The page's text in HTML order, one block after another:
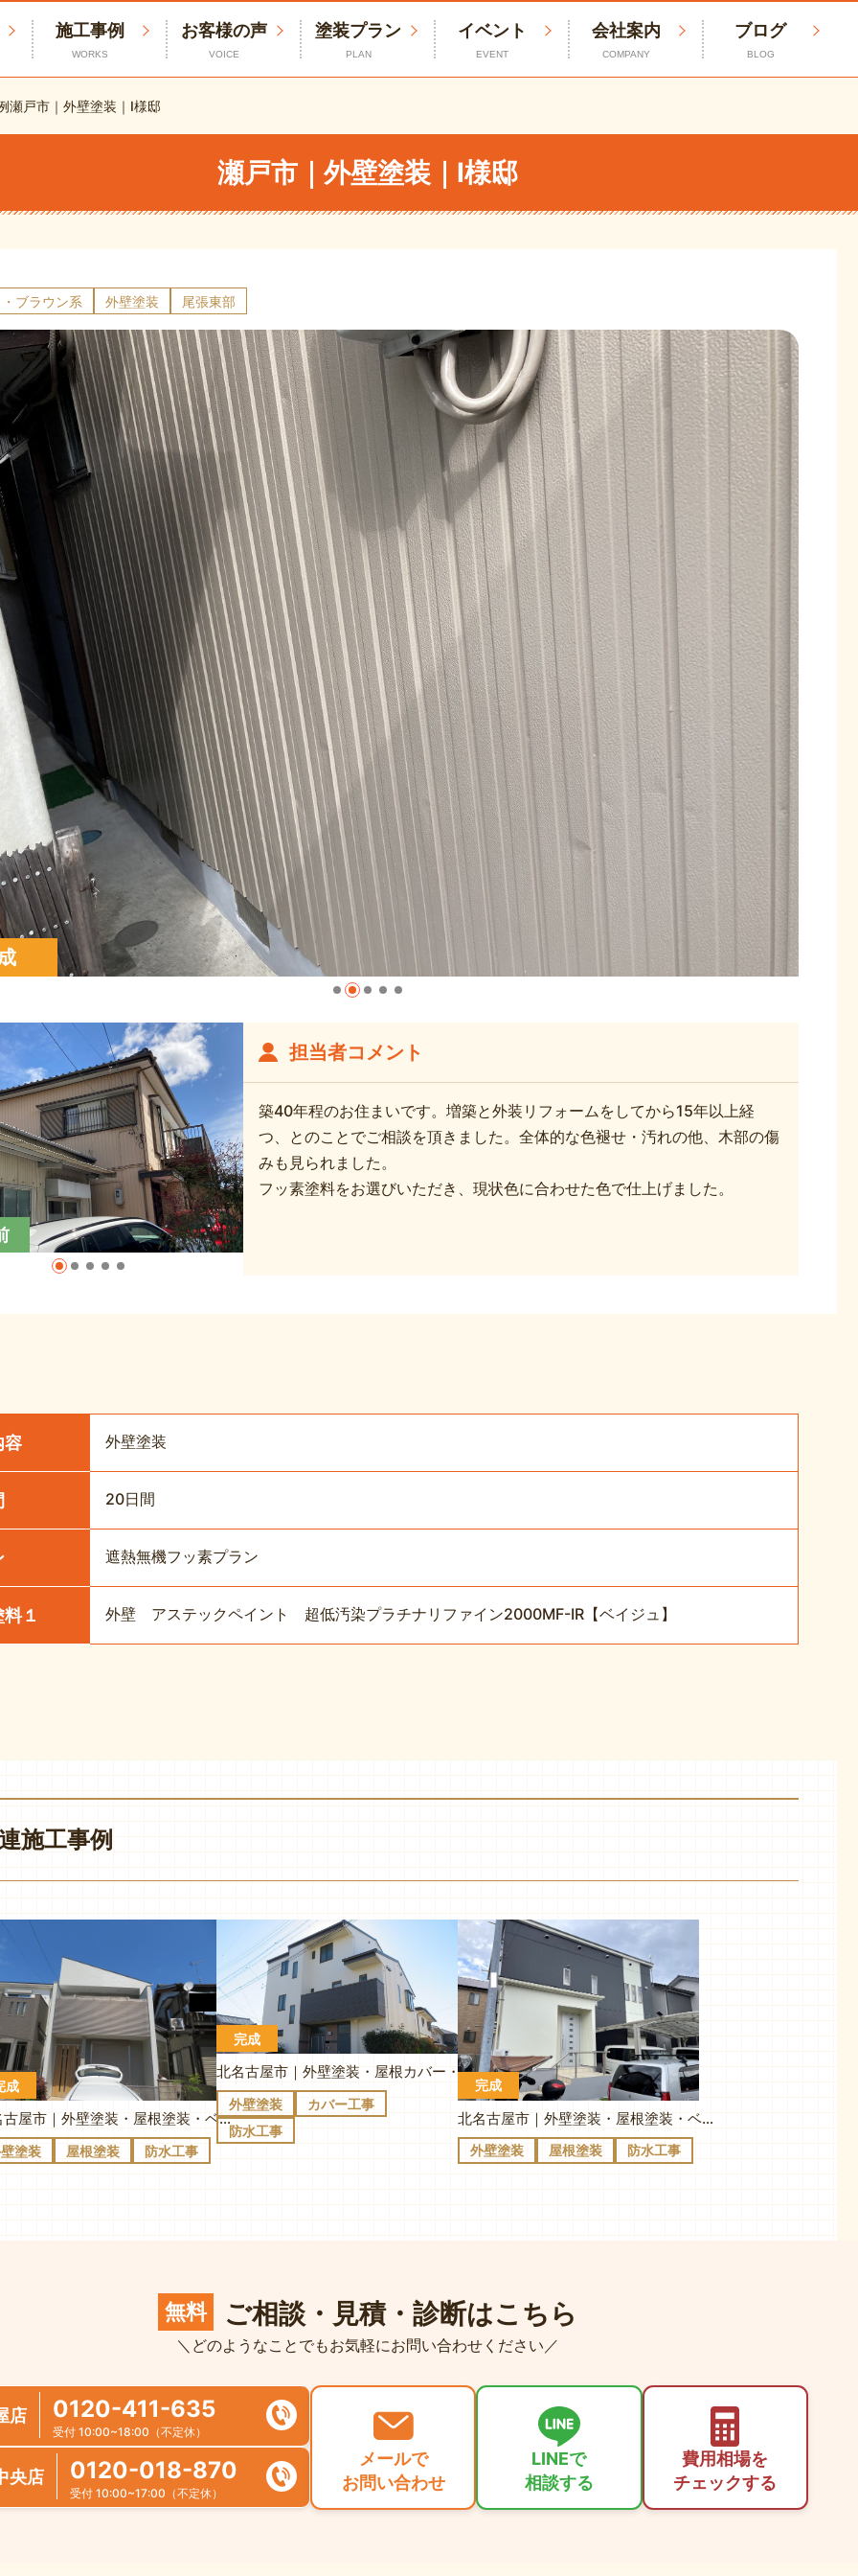
施工事例
WORKS
お客様の声
VOICE
塗装プラン
PLAN
イベント
EVENT
会社案内
COMPANY
ブログ
BLOG
瀬戸市｜外壁塗装｜I様邸
瀬戸市｜外壁塗装｜I様邸
ブラウン系 外壁塗装 尾張東部
担当者コメント
築40年程のお住まいです。増築と外装リフォームをしてから15年以上経
つ、とのことでご相談を頂きました。全体的な色褪せ・汚れの他、木部の傷
みも見られました。
フッ素塗料をお選びいただき、現状色に合わせた色で仕上げました。
容 外壁塗装
20日間
遮熱無機フッ素プラン
１ 外壁 アステックペイント 超低汚染プラチナリファイン2000MF-IR【ベイジュ】
施工事例
成
北名古屋市｜外壁塗装・屋根塗装・ベランダ防水｜M様邸
塗装 屋根塗装 防水工事
完成
北名古屋市｜外壁塗装・屋根カバー・ベランダ防水｜M様邸
外壁塗装
カバー工事
防水工事
完成
北名古屋市｜外壁塗装・屋根塗装・ベランダ防水｜H様邸
外壁塗装 屋根塗装 防水工事
無料 ご相談・見積・診断はこちら
＼どのようなことでもお気軽にお問い合わせください／
店 0120-411-635
受付 10:00~18:00（不定休）
央店 0120-018-870
受付 10:00~17:00（不定休）
メールで
お問い合わせ
LINEで
相談する
費用相場を
チェックする